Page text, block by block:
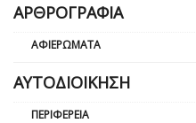
ΑΡΘΡΟΓΡΑΦΊΑ
ΑΦΙΕΡΏΜΑΤΑ
ΑΥΤΟΔΙΟΊΚΗΣΗ
ΠΕΡΙΦΈΡΕΙΑ